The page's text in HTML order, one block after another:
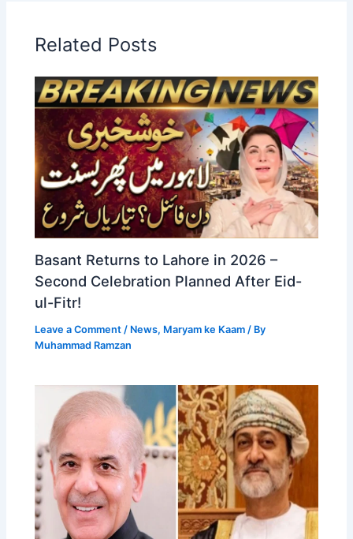
Related Posts
Basant Returns to Lahore in 2026 –
Second Celebration Planned After Eid-
ul-Fitr!
Leave a Comment / News, Maryam ke Kaam / By
Muhammad Ramzan